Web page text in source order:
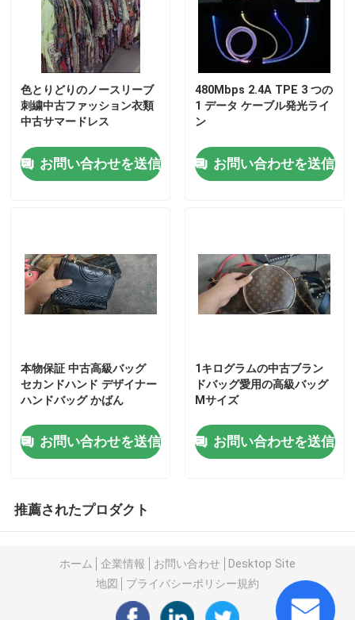
工場旅行
品質管理
私達に連絡しなさい
引用を要求しなさい
プライマリー子供服
秒針の人の靴
第2ハンド・バッグ
中古の高級バッグ
中古子供靴
偶然の秋の用品類
人の新しいモデルのワイシャツ
色とりどりのノースリーブ
刺繍中古ファッション衣類
中古サマードレス
お問い合わせを送信
480Mbps 2.4A TPE 3 つの
1 データ ケーブル発光ライ
ン
お問い合わせを送信
本物保証 中古高級バッグ
セカンドハンド デザイナー
ハンドバッグ かばん
お問い合わせを送信
1キログラムの中古ブラン
ドバッグ愛用の高級バッグ
Mサイズ
お問い合わせを送信
推薦されたプロダクト
ホーム 企業情報 お問い合わせ
Desktop Site
地図
プライバシーポリシー規約